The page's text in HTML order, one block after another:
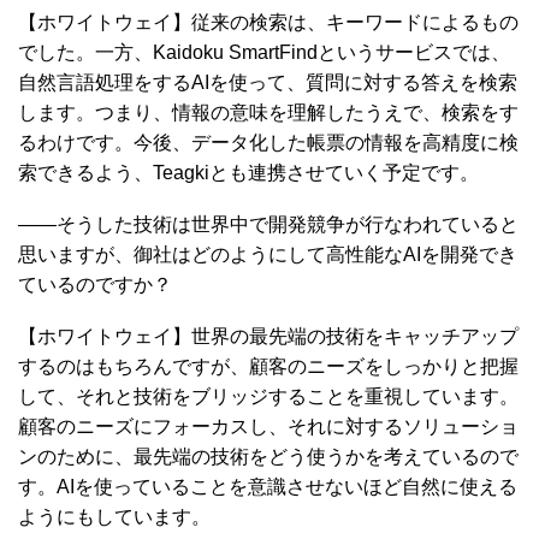
【ホワイトウェイ】従来の検索は、キーワードによるもの
でした。一方、Kaidoku SmartFindというサービスでは、
自然言語処理をするAIを使って、質問に対する答えを検索
します。つまり、情報の意味を理解したうえで、検索をす
るわけです。今後、データ化した帳票の情報を高精度に検
索できるよう、Teagkiとも連携させていく予定です。
――そうした技術は世界中で開発競争が行なわれていると
思いますが、御社はどのようにして高性能なAIを開発でき
ているのですか？
【ホワイトウェイ】世界の最先端の技術をキャッチアップ
するのはもちろんですが、顧客のニーズをしっかりと把握
して、それと技術をブリッジすることを重視しています。
顧客のニーズにフォーカスし、それに対するソリューショ
ンのために、最先端の技術をどう使うかを考えているので
す。AIを使っていることを意識させないほど自然に使える
ようにもしています。